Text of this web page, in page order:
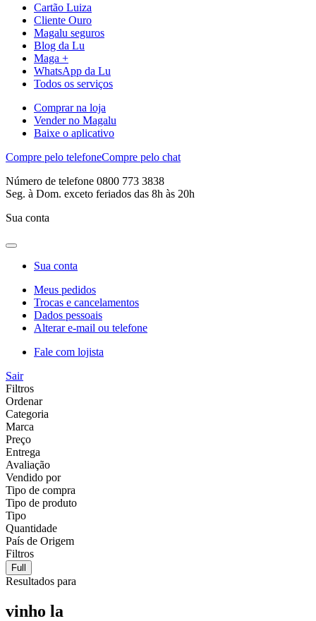
Cartão Luiza
Cliente Ouro
Magalu seguros
Blog da Lu
Maga +
WhatsApp da Lu
Todos os serviços
Comprar na loja
Vender no Magalu
Baixe o aplicativo
Compre pelo telefoneCompre pelo chat
Número de telefone 0800 773 3838
Seg. à Dom. exceto feriados das 8h às 20h
Sua conta
Sua conta
Meus pedidos
Trocas e cancelamentos
Dados pessoais
Alterar e-mail ou telefone
Fale com lojista
Sair
Filtros
Ordenar
Categoria
Marca
Preço
Entrega
Avaliação
Vendido por
Tipo de compra
Tipo de produto
Tipo
Quantidade
País de Origem
Filtros
Full
Resultados para
vinho la